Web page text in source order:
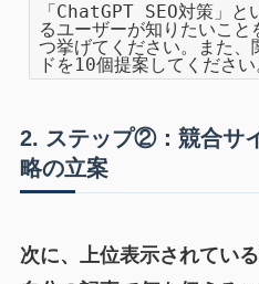
「ChatGPT SEO対策」と
るユーザーが知りたいこ
つ挙げてください。また、
ドを10個提案してください
2. ステップ②：競合サ
略の立案
次に、上位表示されてい